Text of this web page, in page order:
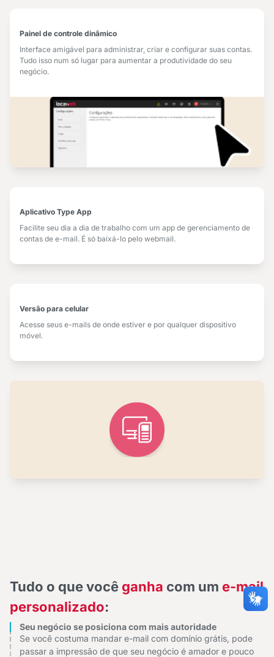
Aplicativo Type App
Facilite seu dia a dia de trabalho com um app de gerenciamento de
contas de e-mail. É só baixá-lo pelo webmail.
Versão para celular
Acesse seus e-mails de onde estiver e por qualquer dispositivo
móvel.
Painel de controle dinâmico
Interface amigável para administrar, criar e configurar suas contas.
Tudo isso num só lugar para aumentar a produtividade do seu
negócio.
Tudo o que você ganha com um e-mail
personalizado:
Seu negócio se posiciona com mais autoridade
Se você costuma mandar e-mail com domínio grátis, pode
passar a impressão de que seu negócio é amador e pouco